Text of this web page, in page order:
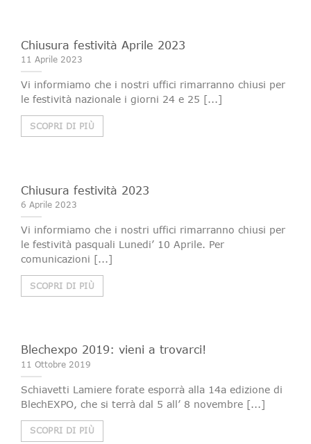
Chiusura festività Aprile 2023
11 Aprile 2023
Vi informiamo che i nostri uffici rimarranno chiusi per
le festività nazionale i giorni 24 e 25 [...]
SCOPRI DI PIÙ
Chiusura festività 2023
6 Aprile 2023
Vi informiamo che i nostri uffici rimarranno chiusi per
le festività pasquali Lunedi’ 10 Aprile. Per
comunicazioni [...]
SCOPRI DI PIÙ
Blechexpo 2019: vieni a trovarci!
11 Ottobre 2019
Schiavetti Lamiere forate esporrà alla 14a edizione di
BlechEXPO, che si terrà dal 5 all’ 8 novembre [...]
SCOPRI DI PIÙ